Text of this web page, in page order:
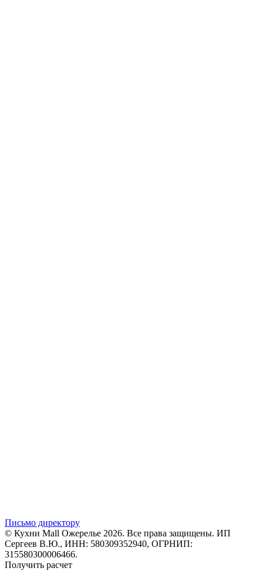
Письмо директору
© Кухни Mall Ожерелье 2026. Все права защищены. ИП
Сергеев В.Ю., ИНН: 580309352940, ОГРНИП:
315580300006466.
Получить расчет